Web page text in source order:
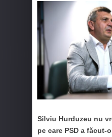
Silviu Hurduzeu nu
pe care PSD a făcut-